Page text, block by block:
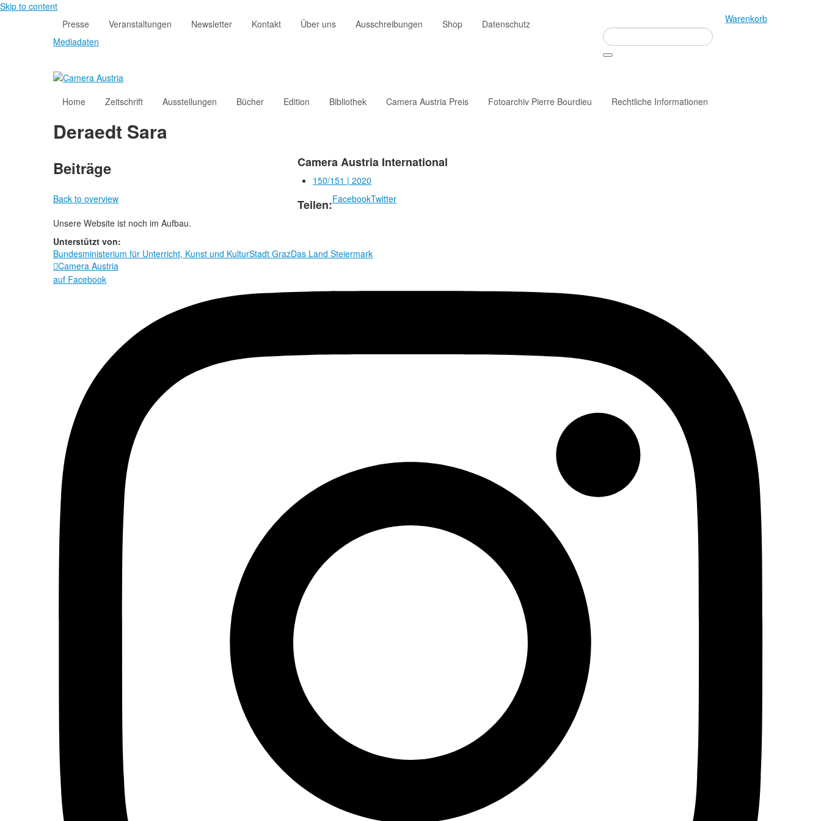
Skip to content
Presse
Veranstaltungen Newsletter Kontakt Über uns Ausschreibungen Shop
Datenschutz
Mediadaten
Warenkorb
Home Zeitschrift Ausstellungen Bücher Edition Bibliothek Camera Austria Preis Fotoarchiv Pierre Bourdieu Rechtliche Informationen
Deraedt Sara
Beiträge Camera Austria International
150/151 | 2020
Back to overview
Teilen:FacebookTwitter
Unsere Website ist noch im Aufbau.
Unterstützt von:
Bundesministerium für Unterricht, Kunst und KulturStadt GrazDas Land Steiermark
Camera Austria
auf Facebook